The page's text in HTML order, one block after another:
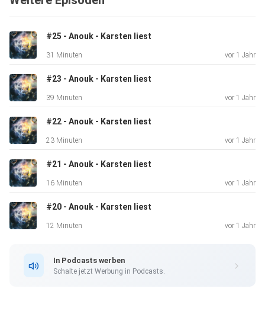
#25 - Anouk - Karsten liest
31 Minuten vor 1 Jahr
#23 - Anouk - Karsten liest
39 Minuten vor 1 Jahr
#22 - Anouk - Karsten liest
23 Minuten vor 1 Jahr
#21 - Anouk - Karsten liest
16 Minuten vor 1 Jahr
#20 - Anouk - Karsten liest
12 Minuten vor 1 Jahr
In Podcasts werben
Schalte jetzt Werbung in Podcasts.